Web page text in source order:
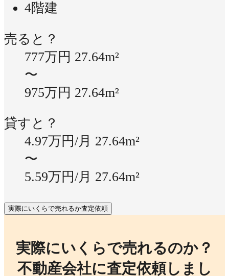
4階建
売ると？
777万円 27.64m²
〜
975万円 27.64m²
貸すと？
4.97万円/月 27.64m²
〜
5.59万円/月 27.64m²
実際にいくらで売れるか査定依頼
実際にいくらで売れるのか？
不動産会社に査定依頼しまし